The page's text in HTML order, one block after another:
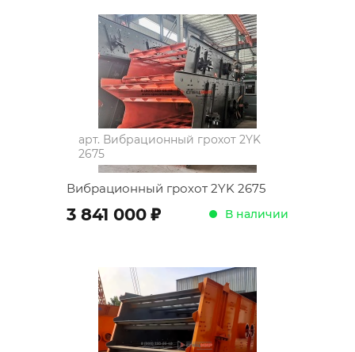
арт. Вибрационный грохот 2YK
2675
Вибрационный грохот 2YK 2675
3 841 000 ; В наличии